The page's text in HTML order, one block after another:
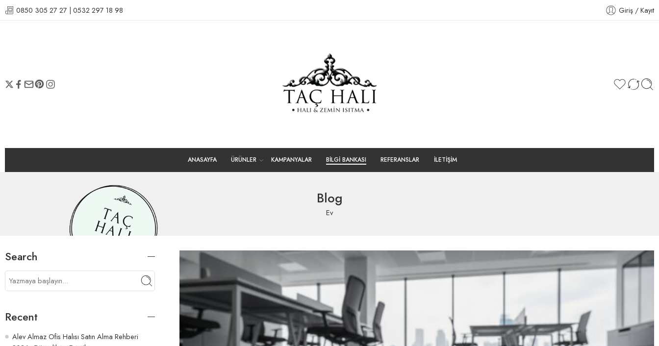
0850 305 27 27 | 0532 297 18 98 Giriş / Kayıt
ANASAYFA ÜRÜNLER KAMPANYALAR BİLGİ BANKASI REFERANSLAR İLETİŞİM
Blog
Ev
Search
Recent
Alev Almaz Ofis Halısı Satın Alma Rehberi